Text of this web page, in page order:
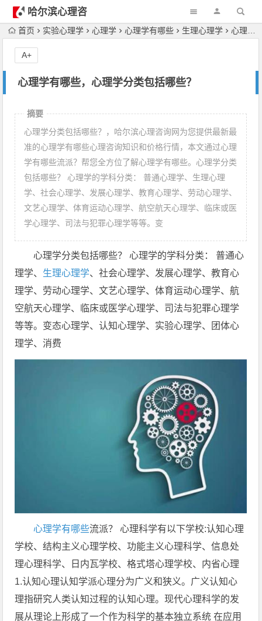
哈尔滨心理咨
询首页 实验心理学 心理学 心理学有哪些 生理心理学 心理学有哪些，心理学分类包括哪些？
心理学有哪些，心理学分类包括哪些？
A+
摘要
心理学分类包括哪些？，哈尔滨心理咨询网为您提供最新最
准的心理学有哪些心理咨询知识和价格行情，本文通过心理
学有哪些流派？帮您全方位了解心理学有哪些。心理学分类
包括哪些？ 心理学的学科分类： 普通心理学、生理心理
学、社会心理学、发展心理学、教育心理学、劳动心理学、
文艺心理学、体育运动心理学、航空航天心理学、临床或医
学心理学、司法与犯罪心理学等等。变
心理学分类包括哪些？ 心理学的学科分类： 普通心
理学、 生理心理学、社会心理学、发展心理学、教育心
理学、劳动心理学、文艺心理学、体育运动心理学、航
空航天心理学、临床或医学心理学、司法与犯罪心理学
等等。变态心理学、认知心理学、实验心理学、团体心
理学、消费
心理学有哪些流派？ 心理科学有以下学校:认知心理
学校、结构主义心理学校、功能主义心理科学、信息处
理心理科学、日内瓦学校、格式塔心理学校、内省心理
1.认知心理认知学派心理分为广义和狭义。广义认知心
理指研究人类认知过程的认知心理。现代心理科学的发
展从理论上形成了一个作为科学的基本独立系统 在应用